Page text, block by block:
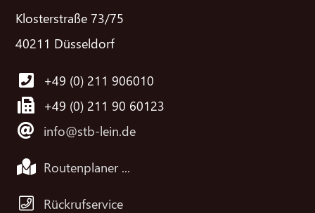
Klosterstraße 73/75
40211 Düsseldorf
+49 (0) 211 906010
+49 (0) 211 90 60123
info@stb-lein.de
Routenplaner ...
Rückrufservice